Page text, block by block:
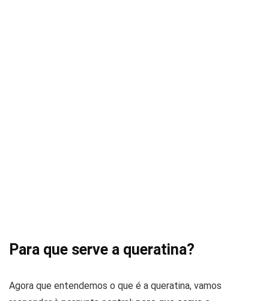
Para que serve a queratina?
Agora que entendemos o que é a queratina, vamos